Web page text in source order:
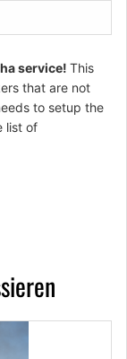
service! This
that are not
to setup the
list of